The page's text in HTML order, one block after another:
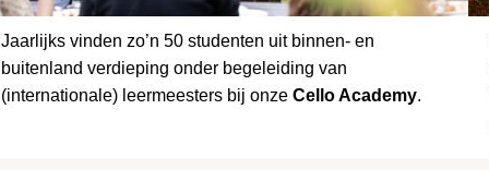
Jaarlijks vinden zo’n 50 studenten uit binnen- en
buitenland verdieping onder begeleiding van
(internationale) leermeesters bij onze Cello Academy.